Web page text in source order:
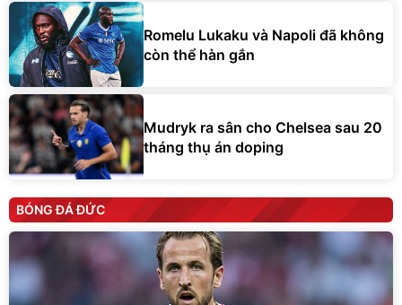
Romelu Lukaku và Napoli đã không
còn thể hàn gắn
Mudryk ra sân cho Chelsea sau 20
tháng thụ án doping
BÓNG ĐÁ ĐỨC